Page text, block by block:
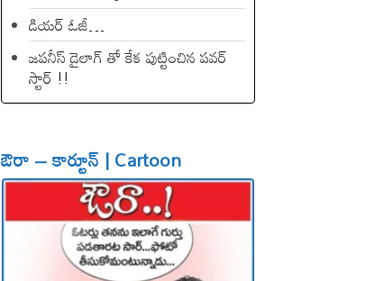
డియ‌ర్ ఓజీ…
జపనీస్ డైలాగ్ తో కేక పుట్టించిన ప‌వ‌ర్
స్టార్ !!
ఔరా – కార్టూన్ | Cartoon